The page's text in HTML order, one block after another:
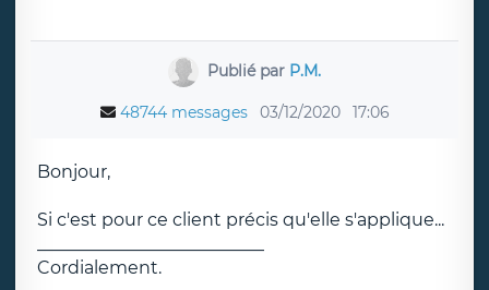
Publié par P.M.
48744 messages 03/12/2020 17:06
Bonjour,
Si c'est pour ce client précis qu'elle s'applique...
Cordialement.